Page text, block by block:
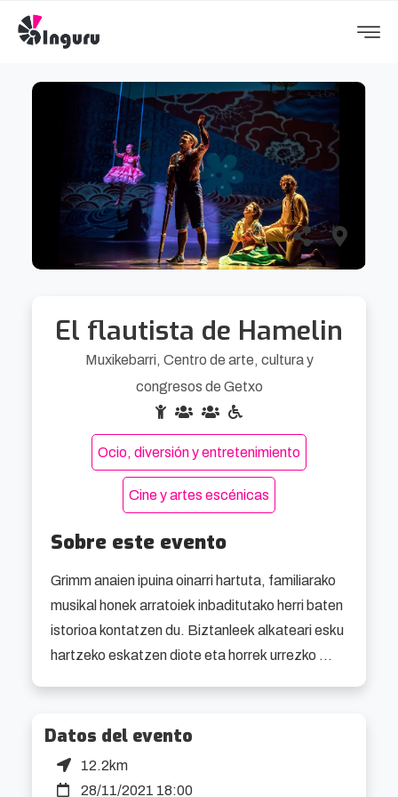
El flautista de Hamelin
Muxikebarri, Centro de arte, cultura y
congresos de Getxo
Ocio, diversión y entretenimiento
Cine y artes escénicas
Sobre este evento
Grimm anaien ipuina oinarri hartuta, familiarako
musikal honek arratoiek inbaditutako herri baten
istorioa kontatzen du. Biztanleek alkateari esku
hartzeko eskatzen diote eta horrek urrezko
Flautista xelebre bat agertzen da eszenan eta
bere musikaren ahalmen hipnotikoarekin
arratoiak aldentzea lortzen du.
Datos del evento
12.2km
28/11/2021 18:00